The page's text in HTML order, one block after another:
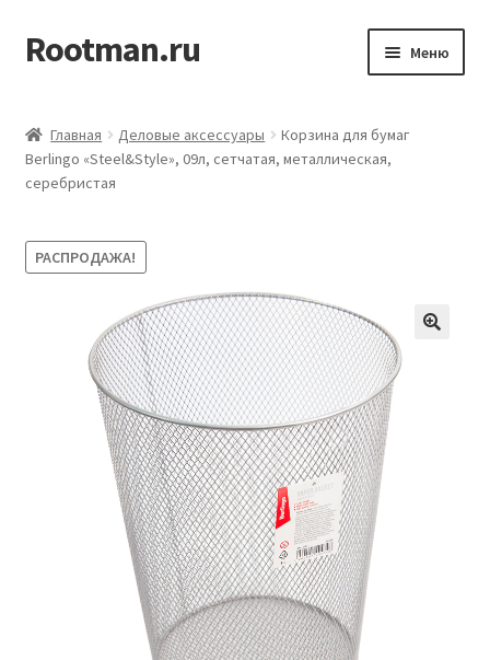
Перейти
к
Перейти
к
Rootman.ru Меню
Офисные принадлежности
Товары для учёбы
меню
Главная Деловые аксессуары
Корзина для бумаг
Berlingo «Steel&Style», 09л, сетчатая, металлическая,
серебристая
РАСПРОДАЖА!